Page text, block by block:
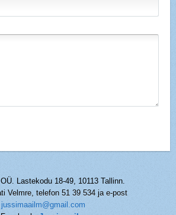
Lastekodu 18-49, 10113 Tallinn.
Velmre, telefon 51 39 534 ja e-post
jussimaailm@gmail.com